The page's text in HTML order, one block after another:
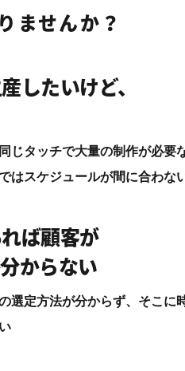
ませんか？
したいけど、
じタッチで大量の制作が必要
はスケジュールが間に合わな
ば顧客が
からない
選定方法が分からず、そこに